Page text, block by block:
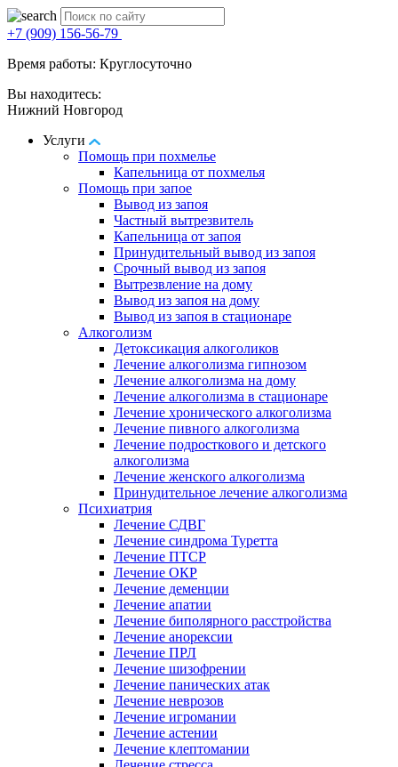
+7 (909) 156-56-79
Время работы: Круглосуточно
Вы находитесь:
Нижний Новгород
Услуги
Помощь при похмелье
Капельница от похмелья
Помощь при запое
Вывод из запоя
Частный вытрезвитель
Капельница от запоя
Принудительный вывод из запоя
Срочный вывод из запоя
Вытрезвление на дому
Вывод из запоя на дому
Вывод из запоя в стационаре
Алкоголизм
Детоксикация алкоголиков
Лечение алкоголизма гипнозом
Лечение алкоголизма на дому
Лечение алкоголизма в стационаре
Лечение хронического алкоголизма
Лечение пивного алкоголизма
Лечение подросткового и детского
алкоголизма
Лечение женского алкоголизма
Принудительное лечение алкоголизма
Психиатрия
Лечение СДВГ
Лечение синдрома Туретта
Лечение ПТСР
Лечение ОКР
Лечение деменции
Лечение апатии
Лечение биполярного расстройства
Лечение анорексии
Лечение ПРЛ
Лечение шизофрении
Лечение панических атак
Лечение неврозов
Лечение игромании
Лечение астении
Лечение клептомании